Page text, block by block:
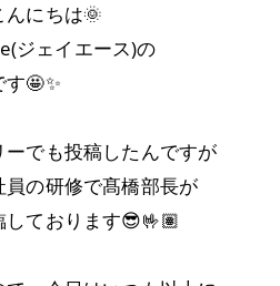
にちは🌞
ジェイエース)の
🤩✨
ーでも投稿したんですが
の研修で髙橋部長が
ております😎🤟🏽